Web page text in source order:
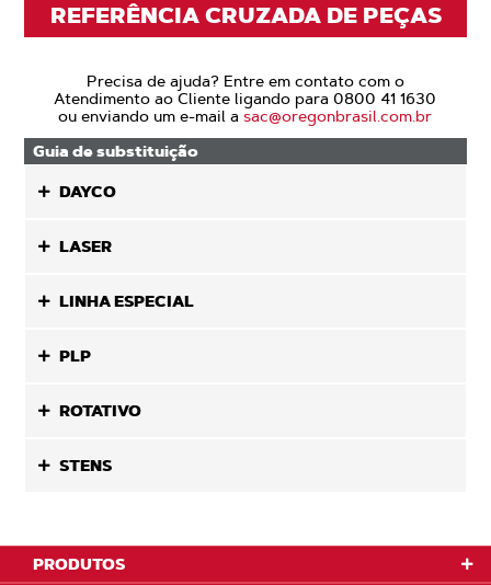
REFERÊNCIA CRUZADA DE PEÇAS
Precisa de ajuda? Entre em contato com o
Atendimento ao Cliente ligando para 0800 41 1630
ou enviando um e-mail asac@oregonbrasil.com.br
Guia de substituição
DAYCO
LASER
LINHA ESPECIAL
PLP
ROTATIVO
STENS
PRODUTOS